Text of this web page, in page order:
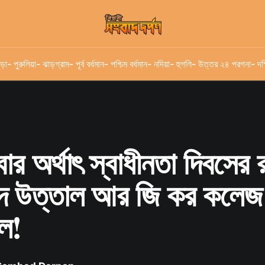
- পুরুলিয়া- ঝাড়গ্রাম- পূর্ব বর্ধমান- পশ্চিম বর্ধমান- নদিয়া- হুগলি- উত্তর ২৪ পরগনা-
অর্থাৎ স্বাধীনতা দিবসের
উত্তাল আর জি কর